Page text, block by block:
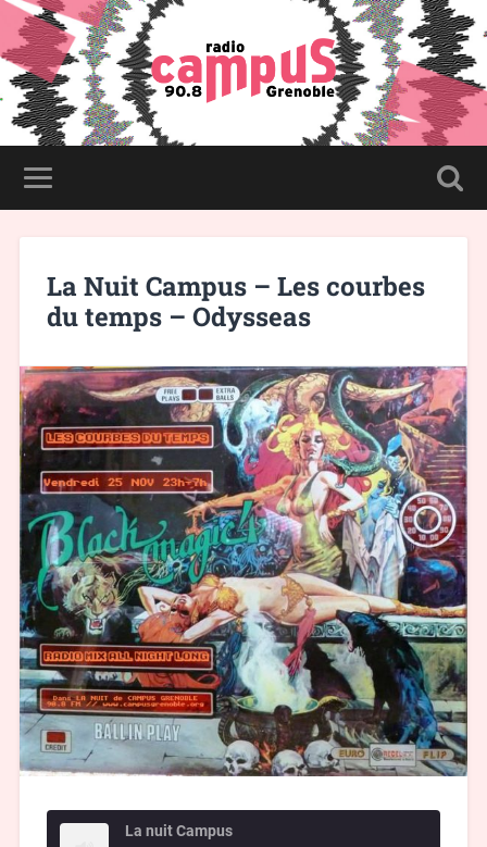
La Nuit Campus – Les courbes
du temps – Odysseas
La nuit Campus